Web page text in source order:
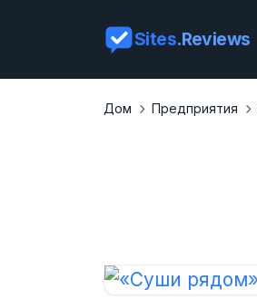
Sites.Reviews
Дом Предприятия